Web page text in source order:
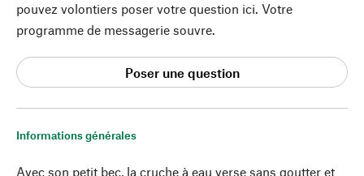
Informations générales
Avec son petit bec, la cruche à eau verse sans goutter et
pouvez volontiers poser votre question ici. Votre
programme de messagerie souvre.
Poser une question